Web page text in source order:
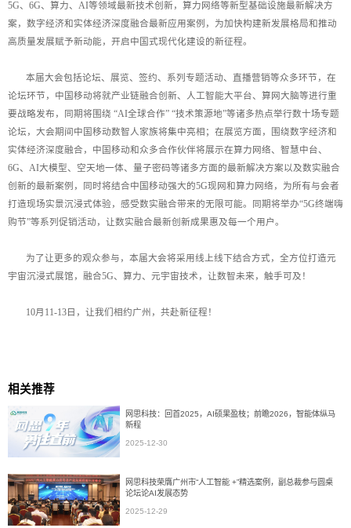
5G、6G、算力、AI等领域最新技术创新，算力网络等新型基础设施最新解决方
案，数字经济和实体经济深度融合最新应用案例，为加快构建新发展格局和推动
高质量发展赋予新动能，开启中国式现代化建设的新征程。
本届大会包括论坛、展览、签约、系列专题活动、直播营销等众多环节，在
论坛环节，中国移动将就产业链融合创新、人工智能大平台、算网大脑等进行重
要战略发布，同期将围绕 “AI全球合作” “技术策源地”等诸多热点举行数十场专题
论坛，大会期间中国移动数智人家族将集中亮相；在展览方面，围绕数字经济和
实体经济深度融合，中国移动和众多合作伙伴将展示在算力网络、智慧中台、
6G、AI大模型、空天地一体、量子密码等诸多方面的最新解决方案以及数实融合
创新的最新案例，同时将结合中国移动强大的5G现网和算力网络，为所有与会者
打造现场实景沉浸式体验，感受数实融合带来的无限可能。同期将举办“5G终端嗨
购节”等系列促销活动，让数实融合最新创新成果惠及每一个用户。
为了让更多的观众参与，本届大会将采用线上线下结合方式，全方位打造元
宇宙沉浸式展馆，融合5G、算力、元宇宙技术，让数智未来，触手可及！
10月11-13日，让我们相约广州，共赴新征程！
相关推荐
网思科技：回首2025，AI硕果盈枝；前瞻2026，智能体纵马
新程
2025-12-30
网思科技荣膺广州市“人工智能 +”精选案例，副总裁参与圆桌
论坛论AI发展态势
2025-12-29